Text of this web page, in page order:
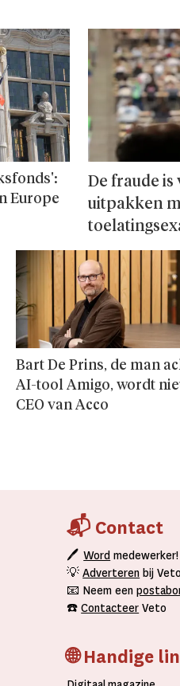
Europe
De fraude is
uitpakken
Bart De Prins, de man
AI-tool Amigo, wordt
CEO van Acco
📬 Contact
🖊Word medewerker!
💡Adverteren bij Veto
📧 Neem een
☎️Contacteer Veto
🌐 Handige